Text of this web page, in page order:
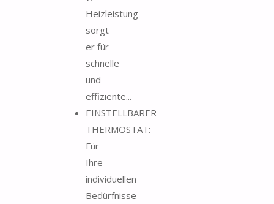
Heizleistung
sorgt
er für
schnelle
und
effiziente...
EINSTELLBARER
THERMOSTAT:
Für
Ihre
individuellen
Bedürfnisse